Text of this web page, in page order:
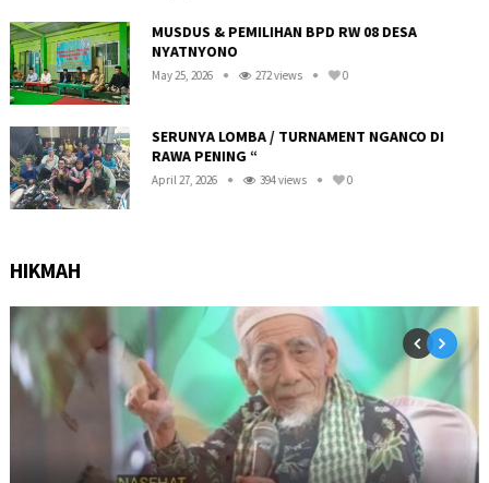
MUSDUS & PEMILIHAN BPD RW 08 DESA
NYATNYONO
May 25, 2026 272 views 0
SERUNYA LOMBA / TURNAMENT NGANCO DI
RAWA PENING “
April 27, 2026 394 views 0
HIKMAH